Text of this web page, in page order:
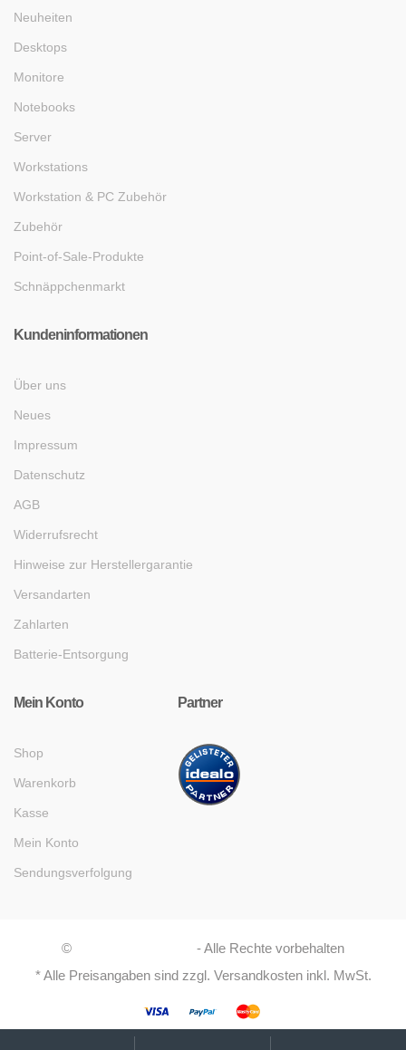
Neuheiten
Desktops
Monitore
Notebooks
Server
Workstations
Workstation & PC Zubehör
Zubehör
Point-of-Sale-Produkte
Schnäppchenmarkt
Kundeninformationen
Über uns
Neues
Impressum
Datenschutz
AGB
Widerrufsrecht
Hinweise zur Herstellergarantie
Versandarten
Zahlarten
Batterie-Entsorgung
Mein Konto
Shop
Warenkorb
Kasse
Mein Konto
Sendungsverfolgung
Partner
©
- Alle Rechte vorbehalten
* Alle Preisangaben sind zzgl. Versandkosten inkl. MwSt.